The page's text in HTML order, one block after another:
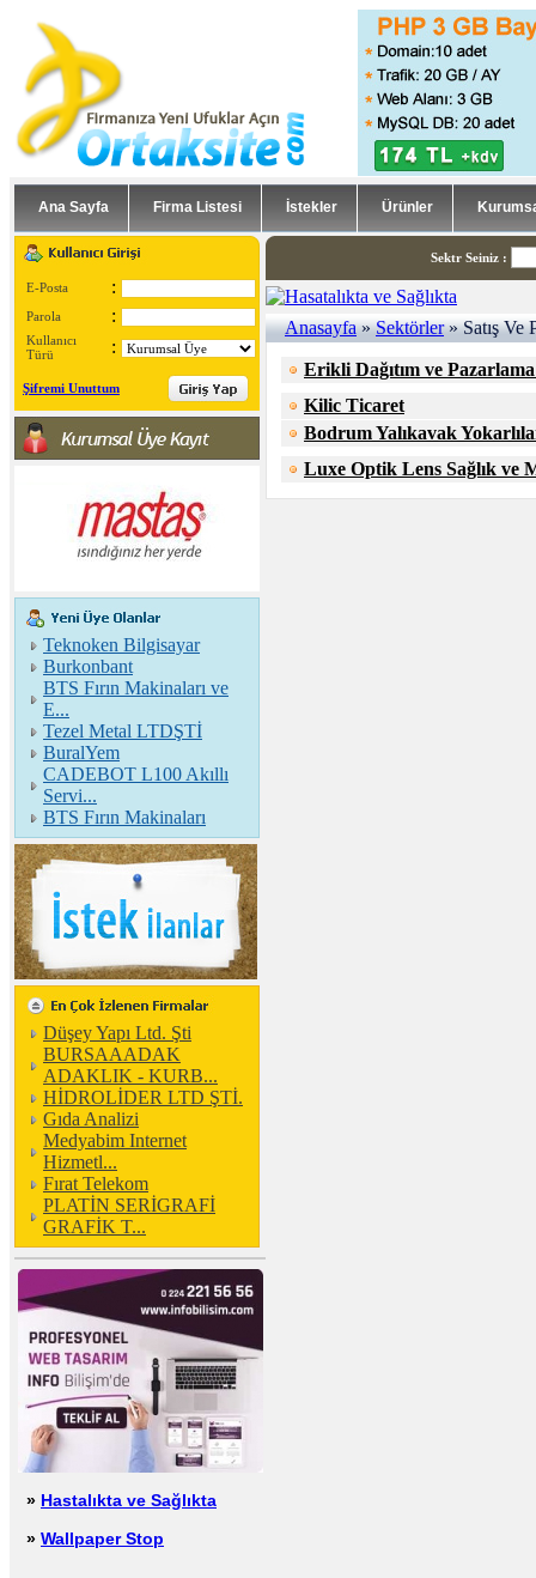
Ana Sayfa Firma Listesi İstekler Ürünler
E-Posta :
Parola :
Kullanıcı
Türü
:
Şifremi Unuttum
Teknoken Bilgisayar
Burkonbant
BTS Fırın Makinaları ve
E...
Tezel Metal LTDŞTİ
BuralYem
CADEBOT L100 Akıllı
Servi...
BTS Fırın Makinaları
Düşey Yapı Ltd. Şti
BURSAAADAK
ADAKLIK - KURB...
HİDROLİDER LTD ŞTİ.
Gıda Analizi
Medyabim Internet
Hizmetl...
Fırat Telekom
PLATİN SERİGRAFİ
GRAFİK T...
» Hastalıkta ve Sağlıkta
» Wallpaper Stop
Sektr Seiniz :
Anasayfa»Sektörler» Satış Ve
Erikli Dağıtım ve
Kilic Ticaret
Bodrum Yalıkavak
Luxe Optik Lens Sağlık ve